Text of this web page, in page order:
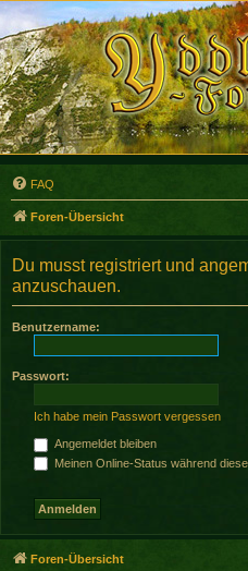
FAQ
Foren-Übersicht
Du musst registriert und
anzuschauen.
Benutzername:
Passwort:
Ich habe mein Passwort vergessen
Angemeldet bleiben
Meinen Online-Status während
Foren-Übersicht